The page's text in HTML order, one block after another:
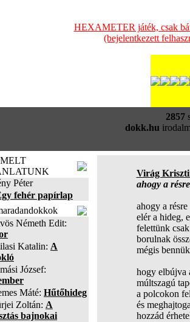
HEXAMETER játék, csak
(bejelentkezett
2857
dokk.hu
Péter
fehér papírlap
Németh Edit:
Katalin: A
József:
Máté: Hűtőhideg
Zoltán: A
bajnokai
Virág
ahogy a
ahogy a
elér a hideg,
felettünk
borulnak
mégis
hogy elbújva
múltszagú
a polcokon
és
hozzád